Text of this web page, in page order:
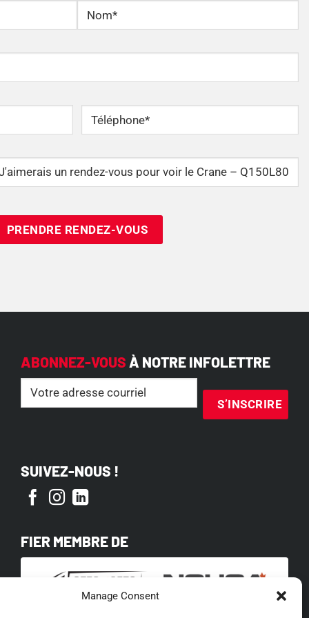
Manage Consent
Téléphone
ABONNEZ-VOUS À NOTRE INFOLETTRE
Email (Nécessaire)
SUIVEZ-NOUS !
FIER MEMBRE DE